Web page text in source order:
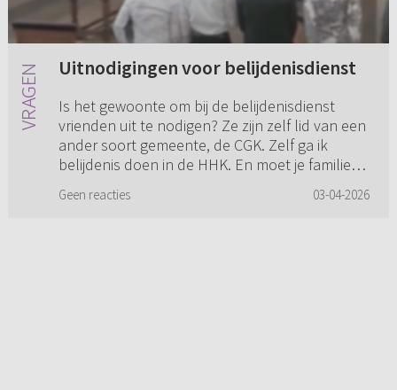
Uitnodigingen voor belijdenisdienst
Is het gewoonte om bij de belijdenisdienst
vrienden uit te nodigen? Ze zijn zelf lid van een
ander soort gemeente, de CGK. Zelf ga ik
belijdenis doen in de HHK. En moet je familie
Geen reacties 03-04-2026